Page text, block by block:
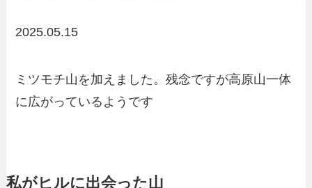
2025.05.15
ミツモチ山を加えました。残念ですが高原山一体
に広がっているようです
私がヒルに出会った山